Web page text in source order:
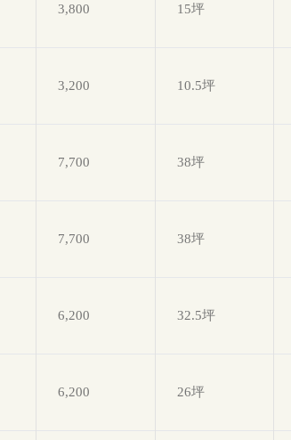
3,800 15坪
3,200 10.5坪
7,700 38坪
7,700 38坪
6,200 32.5坪
6,200 26坪